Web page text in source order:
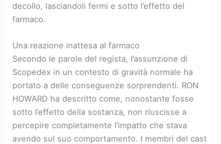
decollo, lasciandoli fermi e sotto l’effetto del
farmaco.
Una reazione inattesa al farmaco
Secondo le parole del regista, l’assunzione di
Scopedex in un contesto di gravità normale ha
portato a delle conseguenze sorprendenti. RON
HOWARD ha descritto come, nonostante fosse
sotto l’effetto della sostanza, non riuscisse a
percepire completamente l’impatto che stava
avendo sul suo comportamento. I membri del cast